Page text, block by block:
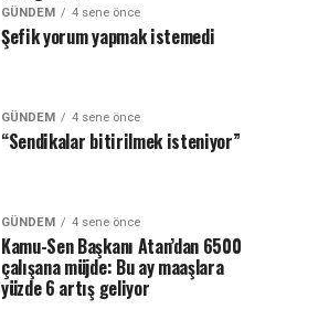
GÜNDEM 4 sene önce
Şefik yorum yapmak istemedi
GÜNDEM 4 sene önce
“Sendikalar bitirilmek isteniyor”
GÜNDEM 4 sene önce
Kamu-Sen Başkanı Atan’dan 6500
çalışana müjde: Bu ay maaşlara
yüzde 6 artış geliyor